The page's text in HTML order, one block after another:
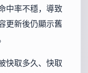
中率不穩，導致
更新後仍顯示舊
快取多久、快取